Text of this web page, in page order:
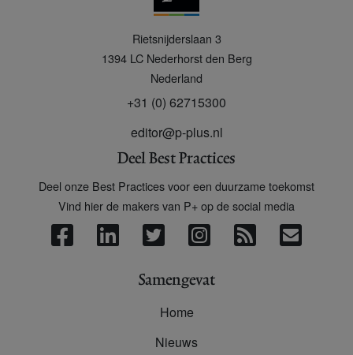
Rietsnijderslaan 3
1394 LC Nederhorst den Berg
Nederland
+31 (0) 62715300
editor@p-plus.nl
Deel Best Practices
Deel onze Best Practices voor een duurzame toekomst
Vind hier de makers van P+ op de social media
Samengevat
Home
Nieuws